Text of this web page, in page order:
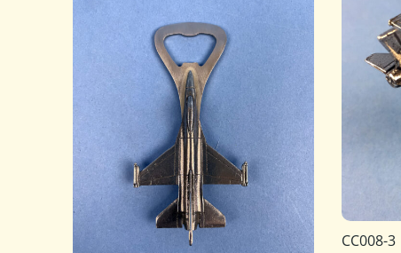
CC008-3